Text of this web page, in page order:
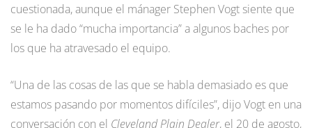
cuestionada, aunque el mánager Stephen Vogt siente que
se le ha dado “mucha importancia” a algunos baches por
los que ha atravesado el equipo.
“Una de las cosas de las que se habla demasiado es que
estamos pasando por momentos difíciles”, dijo Vogt en una
conversación con el Cleveland Plain Dealer, el 20 de agosto,